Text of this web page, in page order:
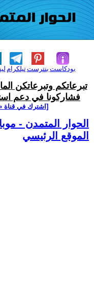
تيلكرامبنترست بودكاست
تبرعاتكم وتبرعاتكن
فشاركونا في دعم
[اشترك في قناة
الحوار المتمدن -
الموقع الرئيسي